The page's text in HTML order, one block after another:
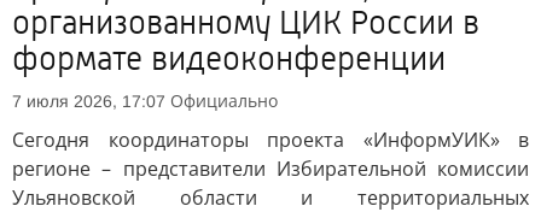
организованному ЦИК России в
формате видеоконференции
7 июля 2026, 17:07 Официально
Сегодня координаторы проекта «ИнформУИК» в
регионе – представители Избирательной комиссии
Ульяновской области и территориальных